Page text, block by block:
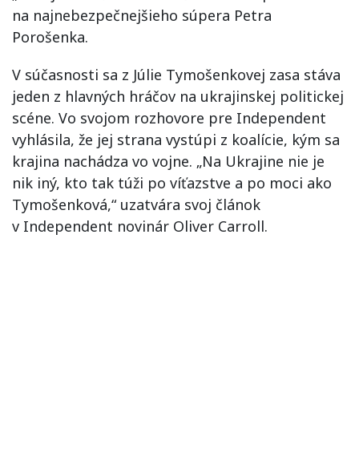
na najnebezpečnejšieho súpera Petra
Porošenka.
V súčasnosti sa z Júlie Tymošenkovej zasa stáva
jeden z hlavných hráčov na ukrajinskej politickej
scéne. Vo svojom rozhovore pre Independent
vyhlásila, že jej strana vystúpi z koalície, kým sa
krajina nachádza vo vojne. „Na Ukrajine nie je
nik iný, kto tak túži po víťazstve a po moci ako
Tymošenková,“ uzatvára svoj článok
v Independent novinár Oliver Carroll.